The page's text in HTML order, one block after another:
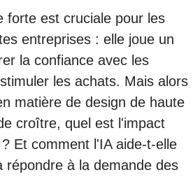
forte est cruciale pour les
entreprises : elle joue un
la confiance avec les
les achats. Mais alors
matière de design de haute
croître, quel est l'impact
Et comment l'IA aide-t-elle
répondre à la demande des